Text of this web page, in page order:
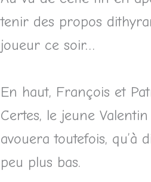
tenir des propos
joueur ce soir…
En haut, François et
Certes, le jeune
avouera toutefois, qu’à
peu plus bas.